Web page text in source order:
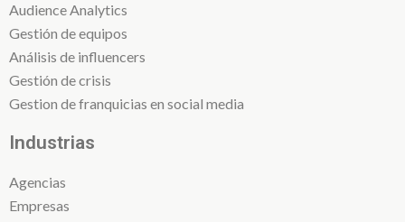
Audience Analytics
Gestión de equipos
Análisis de influencers
Gestión de crisis
Gestion de franquicias en social media
Industrias
Agencias
Empresas